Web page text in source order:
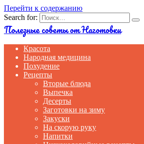
Перейти к содержанию
Search for:
Полезные советы от Наготовки
Красота
Народная медицина
Похудение
Рецепты
Вторые блюда
Выпечка
Десерты
Заготовки на зиму
Закуски
На скорую руку
Напитки